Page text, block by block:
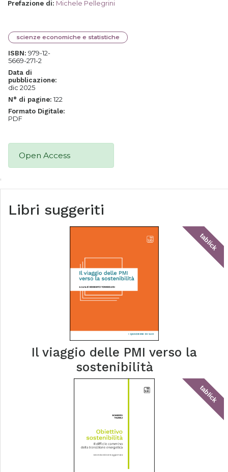
Prefazione di: Michele Pellegrini
scienze economiche e statistiche
ISBN: 979-12-
5669-271-2
Data di
pubblicazione:
dic 2025
N° di pagine: 122
Formato Digitale:
PDF
Open Access
Libri suggeriti
tablick
Il viaggio delle PMI verso la
sostenibilità
tablick